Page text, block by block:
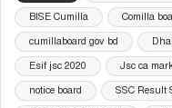
BISE Cumilla Comilla
cumillaboard gov bd
Esif jsc 2020 Jsc ca
notice board SSC Result